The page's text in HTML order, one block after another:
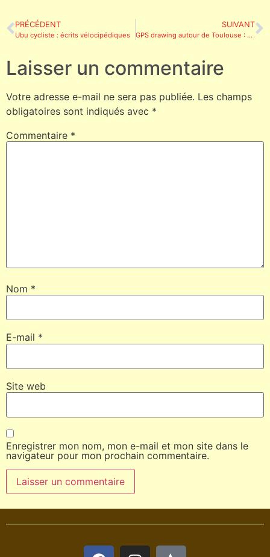
PRÉCÉDENT
Ubu cycliste : écrits vélocipédiques
SUIVANT
GPS drawing autour de Toulouse : Woody Woodpecker
Laisser un commentaire
Votre adresse e-mail ne sera pas publiée. Les champs
obligatoires sont indiqués avec *
Commentaire *
Nom *
E-mail *
Site web
Enregistrer mon nom, mon e-mail et mon site dans le
navigateur pour mon prochain commentaire.